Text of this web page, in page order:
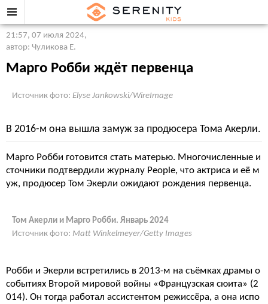
21:57, 07 июля 2024,
автор: Чуликова Е.
Марго Робби ждёт первенца
Источник фото: Elyse Jankowski/WireImage
В 2016-м она вышла замуж за продюсера Тома Акерли.
Марго Робби готовится стать матерью. Многочисленные и
сточники подтвердили журналу People, что актриса и её м
уж, продюсер Том Экерли ожидают рождения первенца.
Том Акерли и Марго Робби. Январь 2024
Источник фото: Matt Winkelmeyer/Getty Images
Робби и Экерли встретились в 2013-м на съёмках драмы о
событиях Второй мировой войны «Французская сюита» (2
014). Он тогда работал ассистентом режиссёра, а она испо